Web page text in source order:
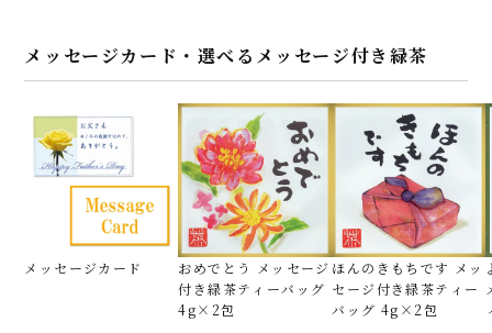
メッセージカード・選べるメッセージ付き緑茶
メッセージカード
おめでとう メッセージ
付き緑茶ティーバッグ
4g×2包
ほんのきもちです メッ
セージ付き緑茶ティー
バッグ 4g×2包